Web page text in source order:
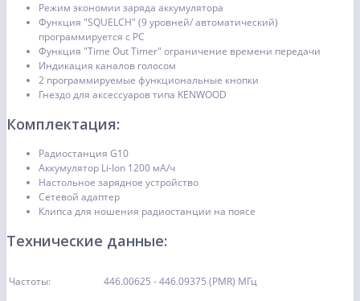
Режим экономии заряда аккумулятора
Функция "SQUELCH" (9 уровней/ автоматический)
программируется с РС
Функция "Time Out Timer" ограничение времени передачи
Индикация каналов голосом
2 программируемые функциональные кнопки
Гнездо для аксессуаров типа KENWOOD
Комплектация:
Радиостанция G10
Аккумулятор Li-Ion 1200 мА/ч
Настольное зарядное устройство
Сетевой адаптер
Клипса для ношения радиостанции на поясе
Технические данные:
Частоты: 446.00625 - 446.09375 (PMR) МГц